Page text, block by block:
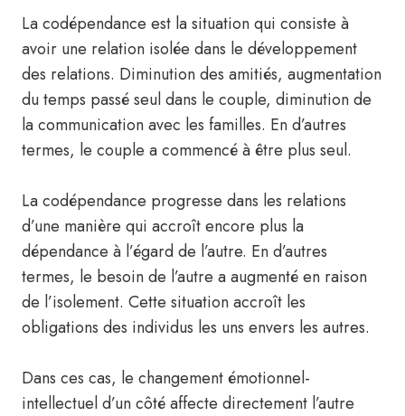
La codépendance est la situation qui consiste à
avoir une relation isolée dans le développement
des relations. Diminution des amitiés, augmentation
du temps passé seul dans le couple, diminution de
la communication avec les familles. En d’autres
termes, le couple a commencé à être plus seul.
La codépendance progresse dans les relations
d’une manière qui accroît encore plus la
dépendance à l’égard de l’autre. En d’autres
termes, le besoin de l’autre a augmenté en raison
de l’isolement. Cette situation accroît les
obligations des individus les uns envers les autres.
Dans ces cas, le changement émotionnel-
intellectuel d’un côté affecte directement l’autre